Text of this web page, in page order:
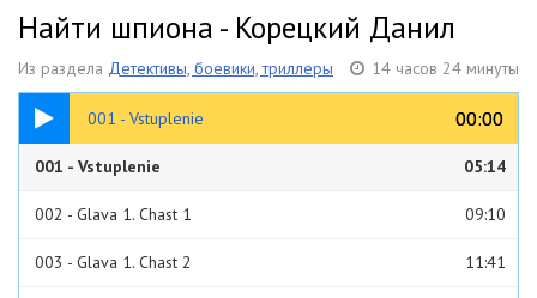
Найти шпиона - Корецкий Данил
Из раздела Детективы, боевики, триллеры 14 часов 24 минуты
001 - Vstuplenie 00:00
00:00
05:14
001 - Vstuplenie 05:14
002 - Glava 1. Chast 1 09:10
003 - Glava 1. Chast 2 11:41